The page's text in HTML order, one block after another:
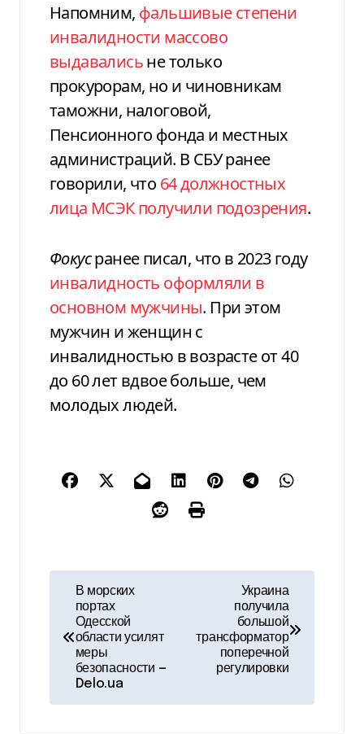
Напомним, фальшивые степени
инвалидности массово
выдавалисьне только
прокурорам, но и чиновникам
таможни, налоговой,
Пенсионного фонда и местных
администраций. В СБУ ранее
говорили, что 64 должностных
лица МСЭК получили подозрения.
Фокусранее писал, что в 2023 году
инвалидность оформляли в
основном мужчины. При этом
мужчин и женщин с
инвалидностью в возрасте от 40
до 60 лет вдвое больше, чем
молодых людей.
В морских
портах
Одесской
области усилят
меры
безопасности —
Delo.ua
Украина
получила
большой
трансформатор
поперечной
регулировки